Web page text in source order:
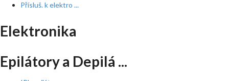
Přísluš. k elektro ...
Elektronika
Epilátory a Depilá ...